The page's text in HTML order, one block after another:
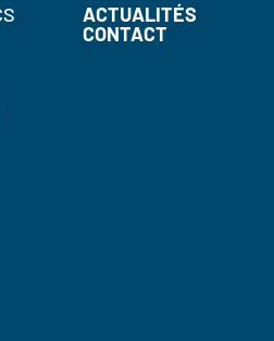
ACTUALITÉS
CONTACT